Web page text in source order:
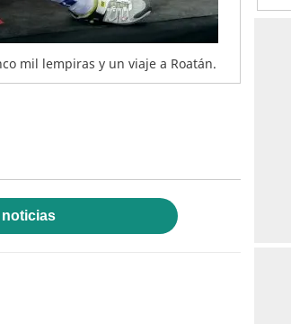
mil lempiras y un viaje a Roatán.
noticias